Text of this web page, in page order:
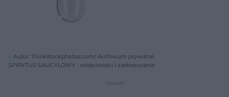
Autor: Thinkstockphotos.com/ Archiwum prywatne
SPIRYTUS SALICYLOWY - właściwości i zastosowanie